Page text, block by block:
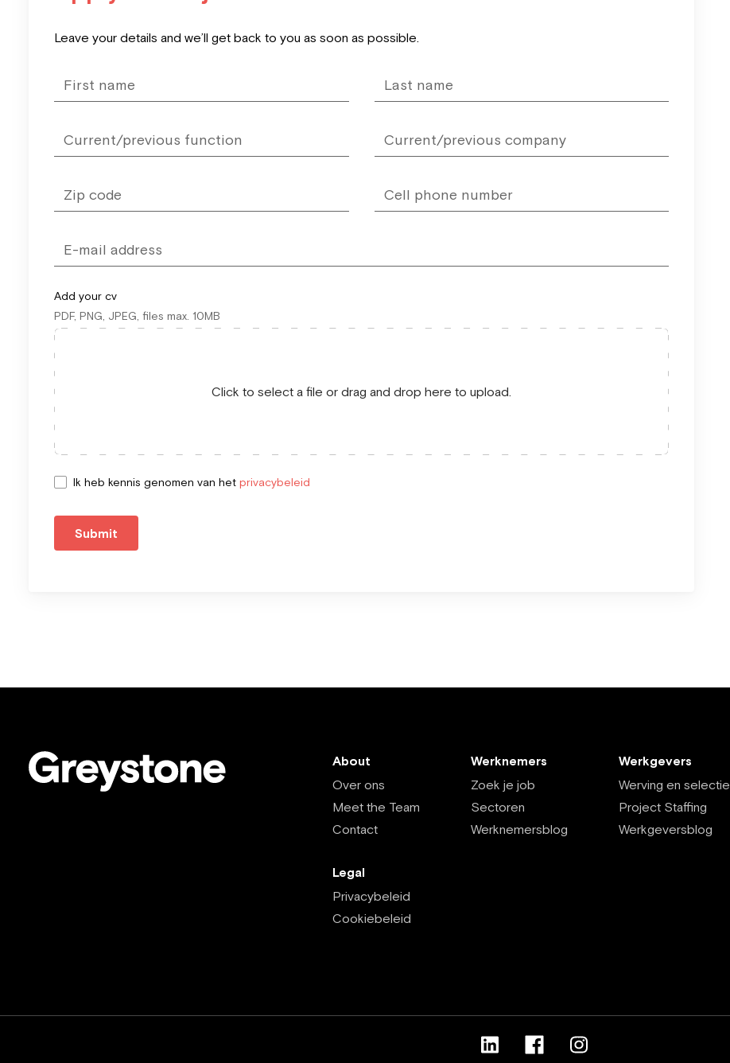
blank
Leave your details and we’ll get back to you as soon as possible.
Add your cv
PDF, PNG, JPEG, files max. 10MB
Click to select a file or drag and drop here to upload.
Ik heb kennis genomen van het privacybeleid
Submit
About
Over ons
Meet the Team
Contact
Werknemers
Zoek je job
Sectoren
Werknemersblog
Werkgevers
Werving en selectie
Project Staffing
Werkgeversblog
Legal
Privacybeleid
Cookiebeleid